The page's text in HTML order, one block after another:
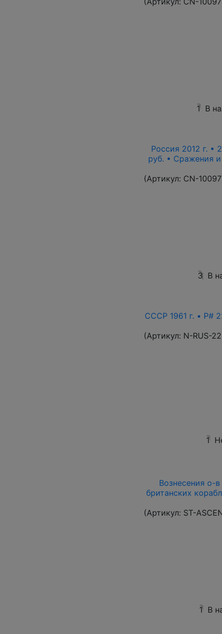
1 В
Россия 2012 г. •
руб. • Сражения
(Артикул: CN-10097
3 В
СССР 1961 г. • P#
(Артикул: N-RUS-
1
Вознесения о-
британских
(Артикул: ST-
1 В